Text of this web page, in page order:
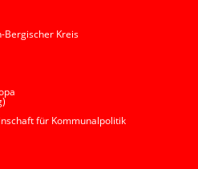
Bergischer Kreis
für Kommunalpolitik